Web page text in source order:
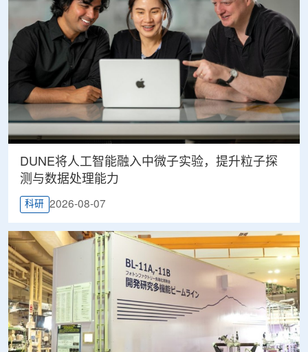
DUNE将人工智能融入中微子实验，提升粒子探
测与数据处理能力
科研 2026-08-07